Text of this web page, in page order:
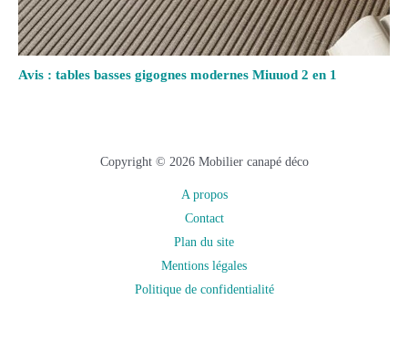
Avis : tables basses gigognes modernes Miuuod 2 en 1
Copyright © 2026 Mobilier canapé déco
A propos
Contact
Plan du site
Mentions légales
Politique de confidentialité